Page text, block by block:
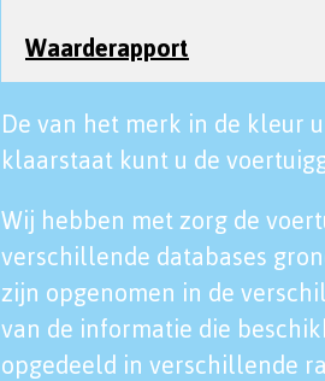
Waarderapport
De van het merk in de kleur
klaarstaat kunt u de
Wij hebben met zorg de
verschillende databases
zijn opgenomen in de
van de informatie die
opgedeeld in verschillende